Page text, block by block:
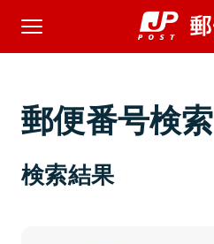
郵便番号検索
検索結果